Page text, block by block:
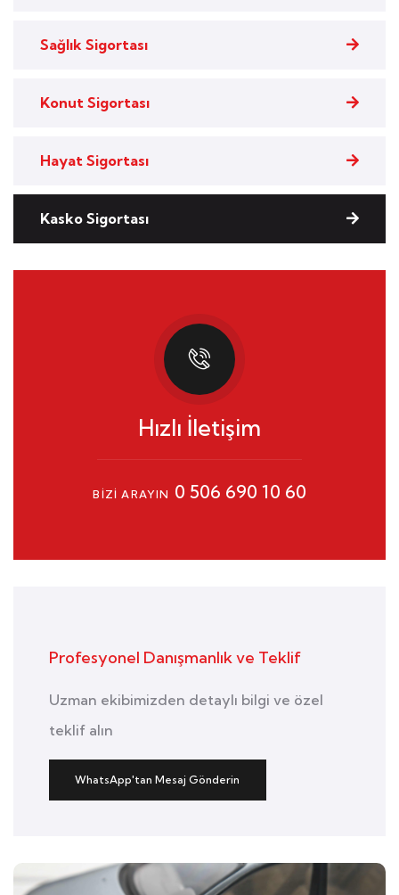
Sağlık Sigortası
Konut Sigortası
Hayat Sigortası
Kasko Sigortası
Hızlı İletişim
BIZI ARAYIN 0 506 690 10 60
Profesyonel Danışmanlık ve Teklif
Uzman ekibimizden detaylı bilgi ve özel
teklif alın
WhatsApp'tan Mesaj Gönderin